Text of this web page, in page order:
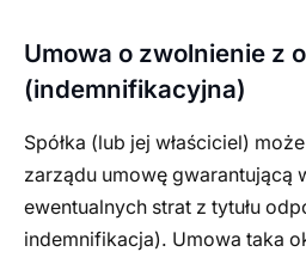
Umowa o zwolnienie z
(indemnifikacyjna)
Spółka (lub jej właściciel)
zarządu umowę gwarantującą
ewentualnych strat z tytułu
indemnifikacja). Umowa taka